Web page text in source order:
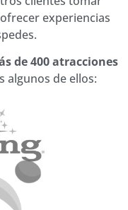
experiencias
de 400 atracciones
algunos de ellos: